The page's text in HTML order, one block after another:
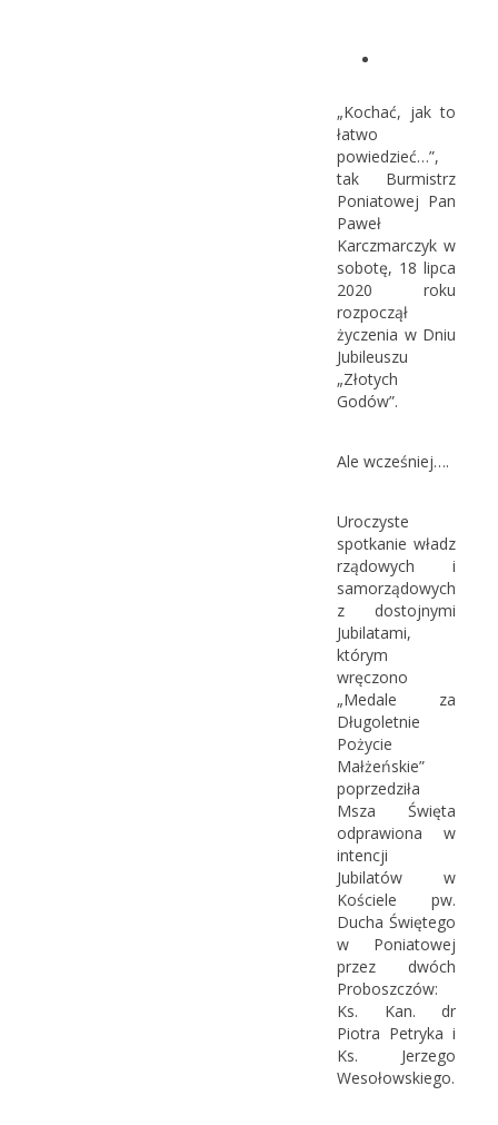
„Kochać, jak to
łatwo
powiedzieć…”,
tak Burmistrz
Poniatowej Pan
Paweł
Karczmarczyk w
sobotę, 18 lipca
2020 roku
rozpoczął
życzenia w Dniu
Jubileuszu
„Złotych
Godów”.
Ale wcześniej….
Uroczyste
spotkanie władz
rządowych i
samorządowych
z dostojnymi
Jubilatami,
którym
wręczono
„Medale za
Długoletnie
Pożycie
Małżeńskie”
poprzedziła
Msza Święta
odprawiona w
intencji
Jubilatów w
Kościele pw.
Ducha Świętego
w Poniatowej
przez dwóch
Proboszczów:
Ks. Kan. dr
Piotra Petryka i
Ks. Jerzego
Wesołowskiego.